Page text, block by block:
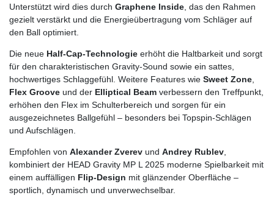
Unterstützt wird dies durch Graphene Inside , das den Rahmen
gezielt verstärkt und die Energieübertragung vom Schläger auf
den Ball optimiert.
Die neue Half-Cap-Technologie erhöht die Haltbarkeit und sorgt
für den charakteristischen Gravity-Sound sowie ein sattes,
hochwertiges Schlaggefühl. Weitere Features wie Sweet Zone
Flex Groove und der Elliptical Beam verbessern den Treffpunkt,
erhöhen den Flex im Schulterbereich und sorgen für ein
ausgezeichnetes Ballgefühl – besonders bei Topspin-Schlägen
und Aufschlägen.
Empfohlen von Alexander Zverev und Andrey Rublev
kombiniert der HEAD Gravity MP L 2025 moderne Spielbarkeit mit
einem auffälligen Flip-Design mit glänzender Oberfläche –
sportlich, dynamisch und unverwechselbar.